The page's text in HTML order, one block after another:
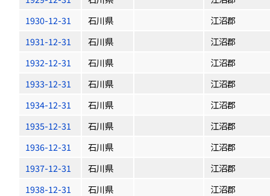
1930-12-31
石川県
江沼郡
1931-12-31
石川県
江沼郡
1932-12-31
石川県
江沼郡
1933-12-31
石川県
江沼郡
1934-12-31
石川県
江沼郡
1935-12-31
石川県
江沼郡
1936-12-31
石川県
江沼郡
1937-12-31
石川県
江沼郡
1938-12-31
石川県
江沼郡